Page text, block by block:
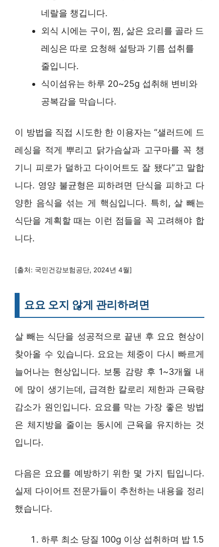
네랄을 챙깁니다.
외식 시에는 구이, 찜, 삶은 요리를 골라 드
레싱은 따로 요청해 설탕과 기름 섭취를
줄입니다.
식이섬유는 하루 20~25g 섭취해 변비와
공복감을 막습니다.
이 방법을 직접 시도한 한 이용자는 “샐러드에 드
레싱을 적게 뿌리고 닭가슴살과 고구마를 꼭 챙
기니 피로가 덜하고 다이어트도 잘 됐다”고 말합
니다. 영양 불균형은 피하려면 단식을 피하고 다
양한 음식을 섞는 게 핵심입니다. 특히, 살 빼는
식단을 계획할 때는 이런 점들을 꼭 고려해야 합
니다.
[출처: 국민건강보험공단, 2024년 4월]
요요 오지 않게 관리하려면
살 빼는 식단을 성공적으로 끝낸 후 요요 현상이
찾아올 수 있습니다. 요요는 체중이 다시 빠르게
늘어나는 현상입니다. 보통 감량 후 1~3개월 내
에 많이 생기는데, 급격한 칼로리 제한과 근육량
감소가 원인입니다. 요요를 막는 가장 좋은 방법
은 체지방을 줄이는 동시에 근육을 유지하는 것
입니다.
다음은 요요를 예방하기 위한 몇 가지 팁입니다.
실제 다이어트 전문가들이 추천하는 내용을 정리
했습니다.
하루 최소 당질 100g 이상 섭취하며 밥 1.5